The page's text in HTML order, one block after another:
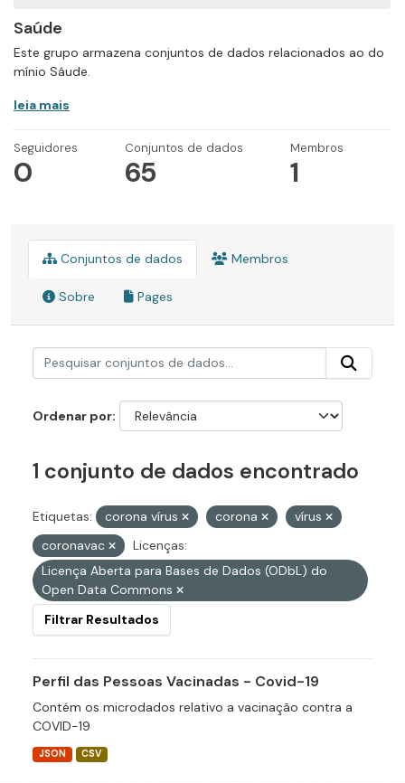
Saúde
Este grupo armazena conjuntos de dados relacionados ao do
mínio Sáude.
leia mais
Seguidores
0
Conjuntos de dados
65
Membros
1
Conjuntos de dados Membros
Sobre Pages
Ordenar por
1 conjunto de dados encontrado
Etiquetas: corona vírus corona
vírus
coronavac
Licenças:
Licença Aberta para Bases de Dados (ODbL) do
Open Data Commons
Filtrar Resultados
Perfil das Pessoas Vacinadas - Covid-19
Contém os microdados relativo a vacinação contra a
COVID-19
JSON CSV